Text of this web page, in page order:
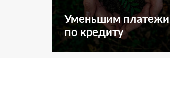
Уменьшим платежи
по кредиту